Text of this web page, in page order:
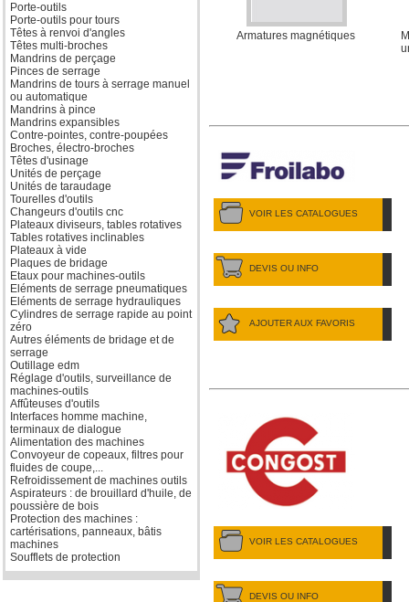
Porte-outils
Porte-outils pour tours
Têtes à renvoi d'angles
Têtes multi-broches
Mandrins de perçage
Pinces de serrage
Mandrins de tours à serrage manuel
ou automatique
Mandrins à pince
Mandrins expansibles
Contre-pointes, contre-poupées
Broches, électro-broches
Têtes d'usinage
Unités de perçage
Unités de taraudage
Tourelles d'outils
Changeurs d'outils cnc
Plateaux diviseurs, tables rotatives
Tables rotatives inclinables
Plateaux à vide
Plaques de bridage
Etaux pour machines-outils
Eléments de serrage pneumatiques
Eléments de serrage hydrauliques
Cylindres de serrage rapide au point
zéro
Autres éléments de bridage et de
serrage
Outillage edm
Réglage d'outils, surveillance de
machines-outils
Affûteuses d'outils
Interfaces homme machine,
terminaux de dialogue
Alimentation des machines
Convoyeur de copeaux, filtres pour
fluides de coupe,...
Refroidissement de machines outils
Aspirateurs : de brouillard d'huile, de
poussière de bois
Protection des machines :
cartérisations, panneaux, bâtis
machines
Soufflets de protection
Armatures magnétiques
VOIR LES CATALOGUES
DEVIS OU INFO
AJOUTER AUX FAVORIS
VOIR LES CATALOGUES
DEVIS OU INFO